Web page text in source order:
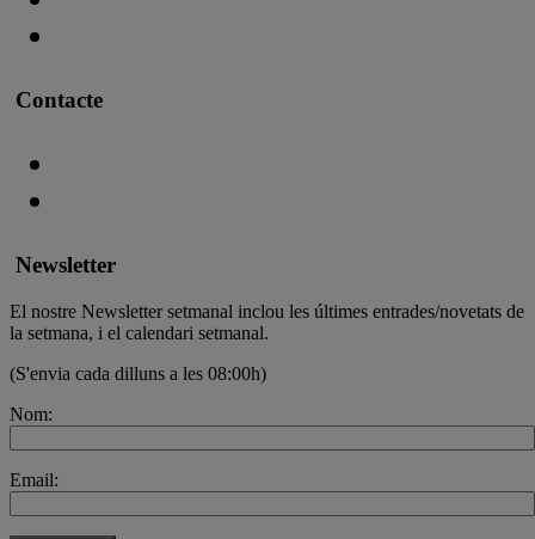
Contacte
Newsletter
El nostre Newsletter setmanal inclou les últimes entrades/novetats de
la setmana, i el calendari setmanal.
(S'envia cada dilluns a les 08:00h)
Nom:
Email: